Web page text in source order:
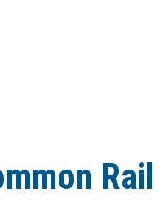
Rail